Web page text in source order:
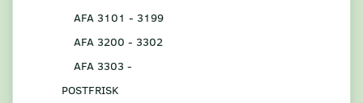
AFA 3101 - 3199
AFA 3200 - 3302
AFA 3303 -
POSTFRISK